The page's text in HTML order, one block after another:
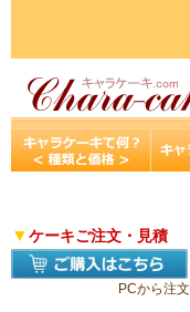
▼ケーキご注文・見積
PCから注文